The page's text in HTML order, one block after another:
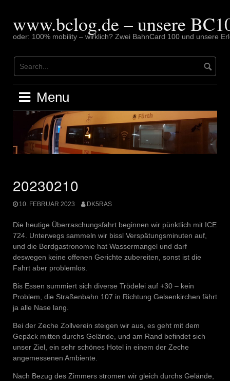
contentwww.bclog.de – unsere
oder: 100% mobility – wirklich? Zwei BahnCard 100 und unsere
Menu
20230210
10. FEBRUAR 2023 DK5RAS
Die heutige Überraschungsfahrt beginnen wir pünktlich mit ICE
724. Unterwegs sammeln wir bissl Verspätungsminuten auf,
und die Bordgastronomie hat Wassermangel und darf
deswegen keine offenen Gerichte zubereiten, sonst ist die
Fahrt aber problemlos.
Bis Essen summiert sich diverse Trödelei auf +30 – kein
Problem, die Straßenbahn 107 in Richtung Gelsenkirchen fährt
ja alle Nase lang.
Bei der Zeche Zollverein steigen wir aus, es geht mit dem
Gepäck mitten durchs Gelände, und am Rand befindet sich
unser Ziel, ein sehr schönes Hotel in einem der Zeche
angemessenen Ambiente.
Nach Bezug des Zimmers stromen wir gleich durchs Gelände,